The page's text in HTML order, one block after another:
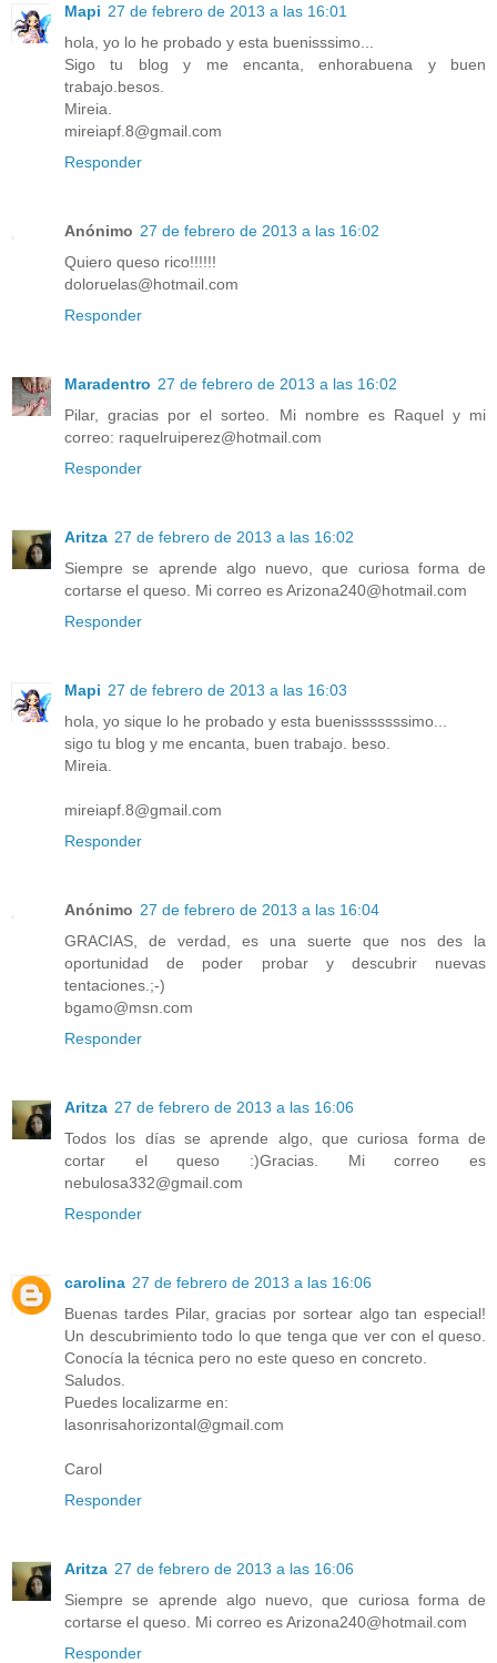
Mapi 27 de febrero de 2013 a las 16:01
hola, yo lo he probado y esta buenisssimo...
Sigo tu blog y me encanta, enhorabuena y buen
trabajo.besos.
Mireia.
mireiapf.8@gmail.com
Responder
Anónimo 27 de febrero de 2013 a las 16:02
Quiero queso rico!!!!!!
doloruelas@hotmail.com
Responder
Maradentro 27 de febrero de 2013 a las 16:02
Pilar, gracias por el sorteo. Mi nombre es Raquel y mi
correo: raquelruiperez@hotmail.com
Responder
Aritza 27 de febrero de 2013 a las 16:02
Siempre se aprende algo nuevo, que curiosa forma de
cortarse el queso. Mi correo es Arizona240@hotmail.com
Responder
Mapi 27 de febrero de 2013 a las 16:03
hola, yo sique lo he probado y esta buenisssssssimo...
sigo tu blog y me encanta, buen trabajo. beso.
Mireia.
mireiapf.8@gmail.com
Responder
Anónimo 27 de febrero de 2013 a las 16:04
GRACIAS, de verdad, es una suerte que nos des la
oportunidad de poder probar y descubrir nuevas
tentaciones.;-)
bgamo@msn.com
Responder
Aritza 27 de febrero de 2013 a las 16:06
Todos los días se aprende algo, que curiosa forma de
cortar el queso :)Gracias. Mi correo es
nebulosa332@gmail.com
Responder
carolina 27 de febrero de 2013 a las 16:06
Buenas tardes Pilar, gracias por sortear algo tan especial!
Un descubrimiento todo lo que tenga que ver con el queso.
Conocía la técnica pero no este queso en concreto.
Saludos.
Puedes localizarme en:
lasonrisahorizontal@gmail.com
Carol
Responder
Aritza 27 de febrero de 2013 a las 16:06
Siempre se aprende algo nuevo, que curiosa forma de
cortarse el queso. Mi correo es Arizona240@hotmail.com
Responder